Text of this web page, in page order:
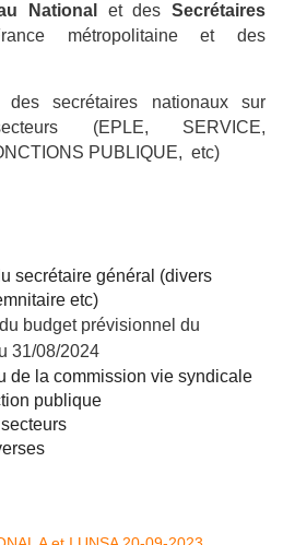
National et desSecrétaires
métropolitaine et des
des secrétaires nationaux sur
(EPLE, SERVICE,
PUBLIQUE, etc)
secrétaire général (divers
etc)
budget prévisionnel du
31/08/2024
de la commission vie syndicale
publique